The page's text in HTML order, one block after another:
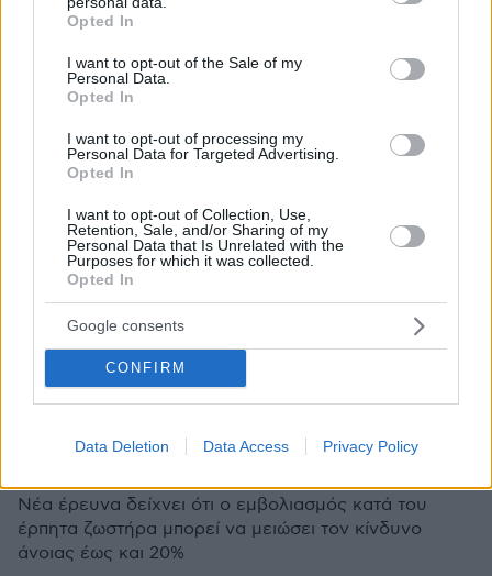
grant or deny consent to Google and its third-party tags to
use your data for below specified purposes in below Google
consent section.
Opted In
I want to opt-out of the Sale of my
Personal Data.
Opted In
I want to opt-out of processing my
Personal Data for Targeted Advertising.
Opted In
I want to opt-out of Collection, Use,
Retention, Sale, and/or Sharing of my
Personal Data that Is Unrelated with the
Purposes for which it was collected.
Opted In
Google consents
CONFIRM
Data Deletion Data Access Privacy Policy
Ποια εμβόλια δίνουν ελπίδα στη μάχη κατά της άνοιας –
Νέα έρευνα δείχνει ότι ο εμβολιασμός κατά του
έρπητα ζωστήρα μπορεί να μειώσει τον κίνδυνο
άνοιας έως και 20%